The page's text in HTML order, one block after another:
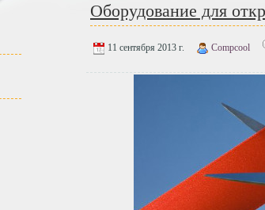
Оборудование для
11 сентября 2013 г. Compcool